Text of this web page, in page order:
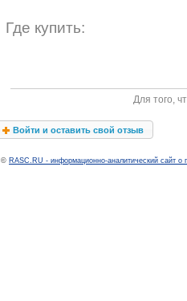
Где купить:
Для того,
Войти и оставить свой отзыв
© RASC.RU - информационно-аналитический сайт о